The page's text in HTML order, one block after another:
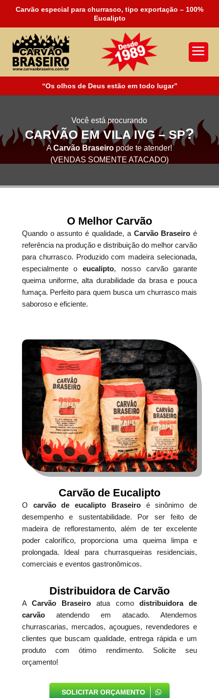
Carvão especial para churrasco, tipo exportação – 100%
Eucalipto
a
“Os olhos de Deus estão em todo lugar”
Você está procurando
CARVÃO EM VILA IVG – SP?
ACarvão Braseiro pode te atender!
(VENDAS SOMENTE ATACADO)
O Melhor Carvão
Quando o assunto é qualidade, a Carvão Braseiro é
referência na produção e distribuição do melhor carvão
para churrasco. Produzido com madeira selecionada,
especialmente oeucalipto, nosso carvão garante
queima uniforme, alta durabilidade da brasa e pouca
fumaça. Perfeito para quem busca um churrasco mais
saboroso e eficiente.
Carvão de Eucalipto
O carvão de eucalipto Braseiroé sinônimo de
desempenho e sustentabilidade. Por ser feito de
madeira de reflorestamento, além de ter excelente
poder calorífico, proporciona uma queima limpa e
prolongada. Ideal para churrasqueiras residenciais,
comerciais e eventos gastronômicos.
Distribuidora de Carvão
ACarvão Braseiro atua como distribuidora de
carvãoatendendo em atacado. Atendemos
churrascarias, mercados, açougues, revendedores e
clientes que buscam qualidade, entrega rápida e um
produto com ótimo rendimento. Solicite seu
orçamento!
SOLICITAR ORÇAMENTO